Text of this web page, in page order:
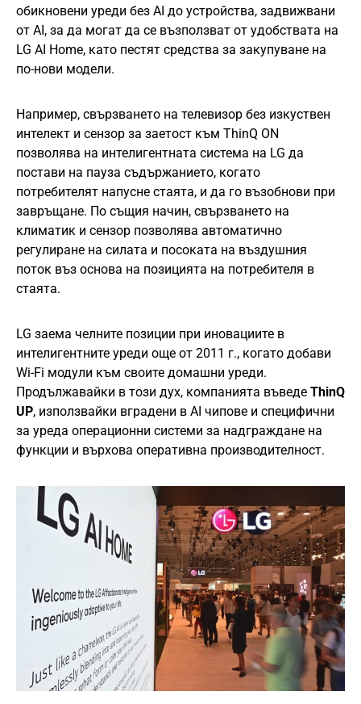
обикновени уреди без AI до устройства, задвижвани
от AI, за да могат да се възползват от удобствата на
LG AI Home, като пестят средства за закупуване на
по-нови модели.
Например, свързването на телевизор без изкуствен
интелект и сензор за заетост към ThinQ ON
позволява на интелигентната система на LG да
постави на пауза съдържанието, когато
потребителят напусне стаята, и да го възобнови при
завръщане. По същия начин, свързването на
климатик и сензор позволява автоматично
регулиране на силата и посоката на въздушния
поток въз основа на позицията на потребителя в
стаята.
LG заема челните позиции при иновациите в
интелигентните уреди още от 2011 г., когато добави
Wi-Fi модули към своите домашни уреди.
Продължавайки в този дух, компанията въведе ThinQ
UP, използвайки вградени в AI чипове и специфични
за уреда операционни системи за надграждане на
функции и върхова оперативна производителност.